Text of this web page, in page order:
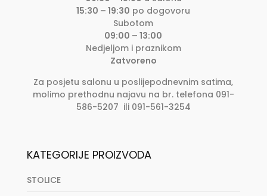
15:30 – 19:30 po dogovoru
Subotom
09:00 – 13:00
Nedjeljom i praznikom
Zatvoreno
Za posjetu salonu u poslijepodnevnim satima,
molimo prethodnu najavu na br. telefona 091-
586-5207 ili 091-561-3254
KATEGORIJE PROIZVODA
STOLICE